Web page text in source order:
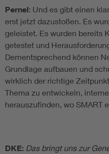
Pernel: Und es gibt einen
erst jetzt dazustoßen. Es
geleistet. Es wurden bereits
getestet und
Dementsprechend können
Grundlage aufbauen und
wirklich der richtige
Thema zu entwickeln,
herauszufinden, wo SMART
DKE: Das bringt uns zur